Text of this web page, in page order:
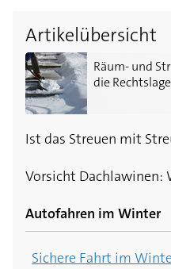
Artikelübersicht
Räum- und
die
Räum- und
Ist das Streuen mit
Vorsicht Dachlawinen:
Autofahren im Winter
Sichere Fahrt im